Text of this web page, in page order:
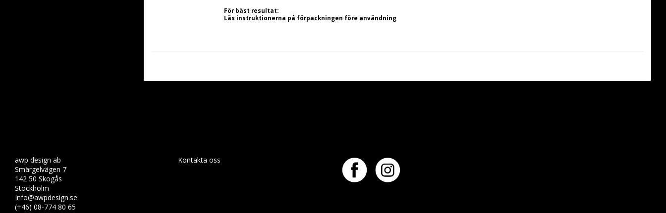
För bäst resultat:
Läs instruktionerna på förpackningen före användning
awp design ab
Smärgelvägen 7
142 50 Skogås
Stockholm
Info@awpdesign.se
(+46) 08-774 80 65
Kontakta oss